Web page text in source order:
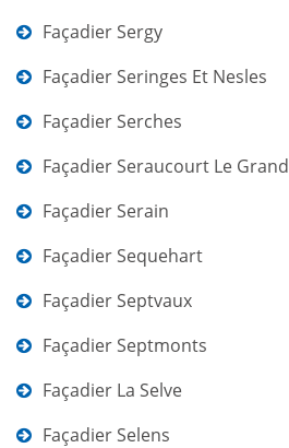
Façadier Sergy
Façadier Seringes Et Nesles
Façadier Serches
Façadier Seraucourt Le Grand
Façadier Serain
Façadier Sequehart
Façadier Septvaux
Façadier Septmonts
Façadier La Selve
Façadier Selens